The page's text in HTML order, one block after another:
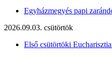
Egyházmegyés papi
2026.09.03. csütörtök
Első csütörtöki